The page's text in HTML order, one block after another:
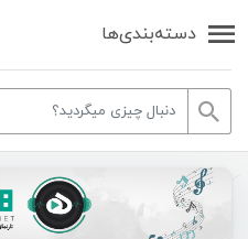
دسته‌بندی‌ها